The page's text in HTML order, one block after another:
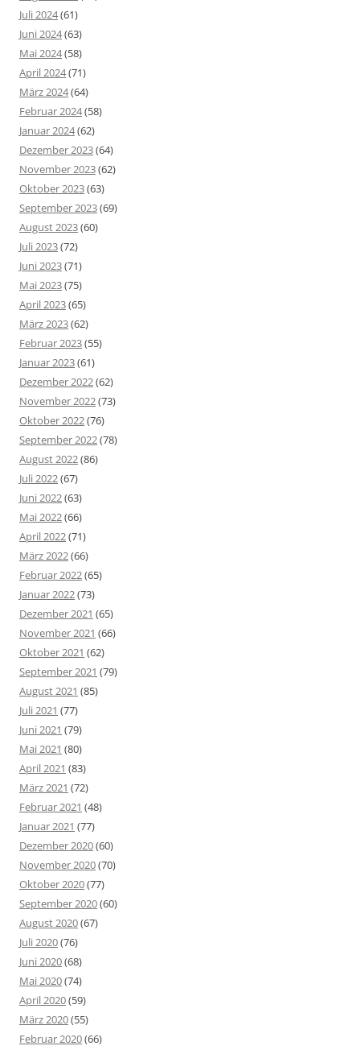
Juli 2024(61)
Juni 2024(63)
Mai 2024(58)
April 2024(71)
März 2024(64)
Februar 2024(58)
Januar 2024(62)
Dezember 2023(64)
November 2023(62)
Oktober 2023(63)
September 2023(69)
August 2023(60)
Juli 2023(72)
Juni 2023(71)
Mai 2023(75)
April 2023(65)
März 2023(62)
Februar 2023(55)
Januar 2023(61)
Dezember 2022(62)
November 2022(73)
Oktober 2022(76)
September 2022(78)
August 2022(86)
Juli 2022(67)
Juni 2022(63)
Mai 2022(66)
April 2022(71)
März 2022(66)
Februar 2022(65)
Januar 2022(73)
Dezember 2021 (65)
November 2021 (66)
Oktober 2021 (62)
September 2021 (79)
August 2021 (85)
Juli 2021 (77)
Juni 2021 (79)
Mai 2021 (80)
April 2021 (83)
März 2021 (72)
Februar 2021 (48)
Januar 2021 (77)
Dezember 2020(60)
November 2020(70)
Oktober 2020(77)
September 2020(60)
August 2020(67)
Juli 2020(76)
Juni 2020(68)
Mai 2020(74)
April 2020(59)
März 2020(55)
Februar 2020(66)